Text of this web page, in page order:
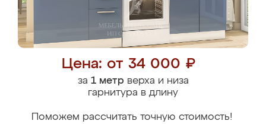
Цена: от 34 000 ₽
за 1 метрверха и низа
гарнитура в длину
Поможем рассчитать точную стоимость!